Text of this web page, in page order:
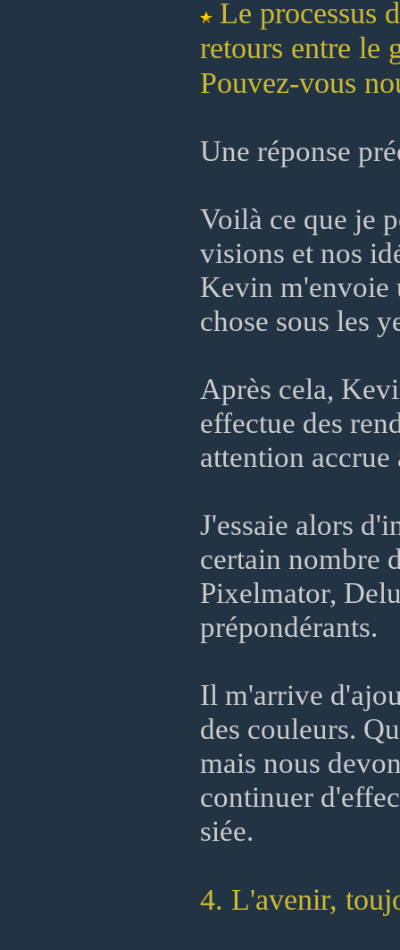
Le processus
retours entre le
Pouvez-vous
Une réponse
Voilà ce que je
visions et nos
Kevin m'envoie
chose sous les
Après cela,
effectue des
attention
J'essaie alors
certain nombre
Pixelmator,
prépondérants.
Il m'arrive
des couleurs.
mais nous
continuer
siée.
4. L'avenir,